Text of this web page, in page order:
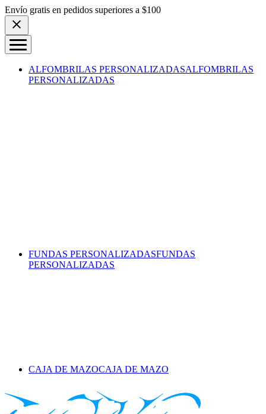
Skip to content
Envío gratis en pedidos superiores a $100
ALFOMBRILAS PERSONALIZADASALFOMBRILAS
PERSONALIZADAS
FUNDAS PERSONALIZADASFUNDAS
PERSONALIZADAS
CAJA DE MAZOCAJA DE MAZO